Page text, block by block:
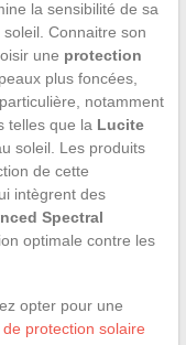
la sensibilité de sa
Connaitre son
une protection
plus foncées,
notamment
telles que la Lucite
soleil. Les produits
de cette
intègrent des
Spectral
optimale contre les
opter pour une
protection solaire